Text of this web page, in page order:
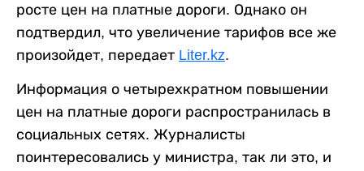
росте цен на платные дороги. Однако он
подтвердил, что увеличение тарифов все же
произойдет, передает Liter.kz.
Информация о четырехкратном повышении
цен на платные дороги распространилась в
социальных сетях. Журналисты
поинтересовались у министра, так ли это, и